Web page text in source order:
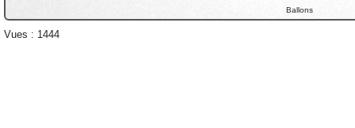
Ballons
Vues : 1444